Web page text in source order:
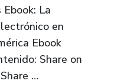
La
en
Ebook
Share on
…